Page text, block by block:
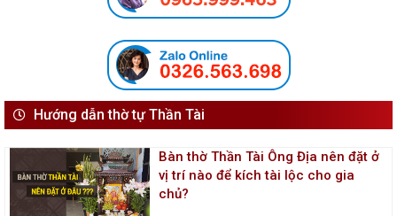
Hướng dẫn thờ tự Thần Tài
Bàn thờ Thần Tài Ông Địa nên đặt ở
vị trí nào để kích tài lộc cho gia
chủ?